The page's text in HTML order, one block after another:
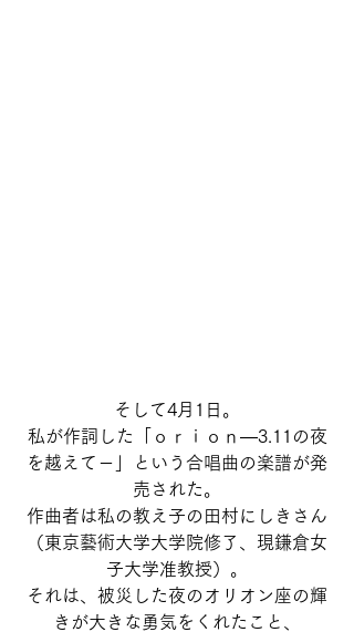
そして4月1日。
私が作詞した「ｏｒｉｏｎ―3.11の夜
を越えて－」という合唱曲の楽譜が発
売された。
作曲者は私の教え子の田村にしきさん
（東京藝術大学大学院修了、現鎌倉女
子大学准教授）。
それは、被災した夜のオリオン座の輝
きが大きな勇気をくれたこと、